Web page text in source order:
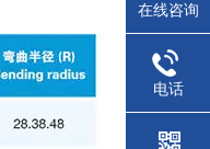
在线咨询
电话